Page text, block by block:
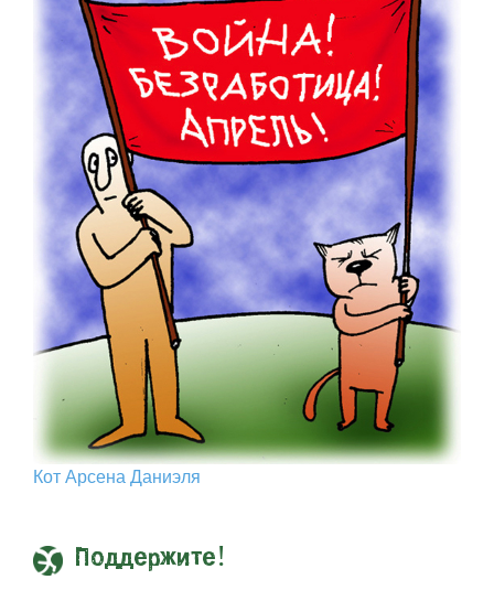
Кот Арcена Даниэля
Поддержите!